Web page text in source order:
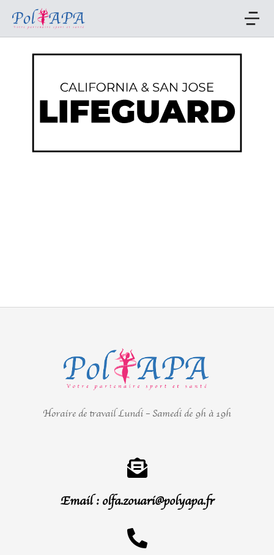
Horaire de travail Lundi – Samedi de 9h à 19h
Email : olfa.zouari@polyapa.fr